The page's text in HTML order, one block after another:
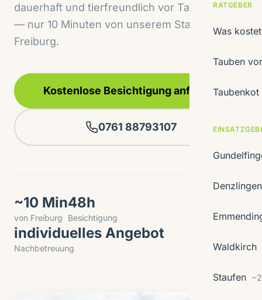
RATGEBER
Was
Tauben
Waldkirch
Staufen
dauerhaft und tierfreundlich vor Taubenbefall
— nur 10 Minuten von unserem Standort in
Freiburg.
Kostenlose Besichtigung anfragen
0761 88793107
~10 Min
von Freiburg
48h
Besichtigung
individuelles Angebot
Nachbetreuung